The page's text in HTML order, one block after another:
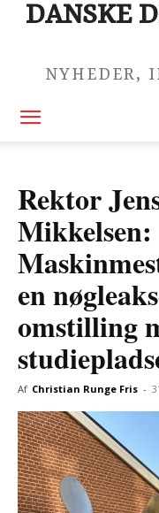
DANSKE
NYHEDER,
Rektor
Mikkelsen:
en
omstilling
Af Christian Runge Fris -